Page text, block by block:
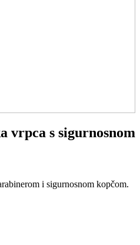
vrpca s sigurnosnom
i sigurnosnom kopčom.